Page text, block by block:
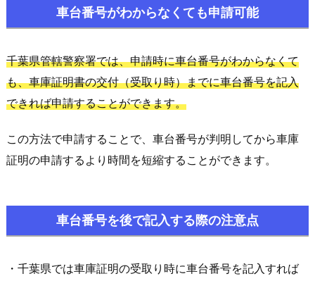
車台番号がわからなくても申請可能
千葉県管轄警察署では、申請時に車台番号がわからなくて
も、車庫証明書の交付（受取り時）までに車台番号を記入
できれば申請することができます。
この方法で申請することで、車台番号が判明してから車庫
証明の申請するより時間を短縮することができます。
車台番号を後で記入する際の注意点
・千葉県では車庫証明の受取り時に車台番号を記入すれば